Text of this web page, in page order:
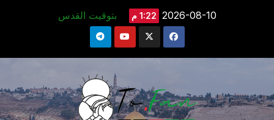
2026-08-10 1:22 م بتوقيت القدس